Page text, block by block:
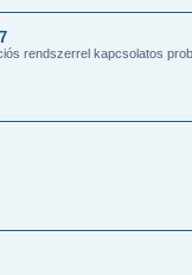
rendszerrel kapcsolatos